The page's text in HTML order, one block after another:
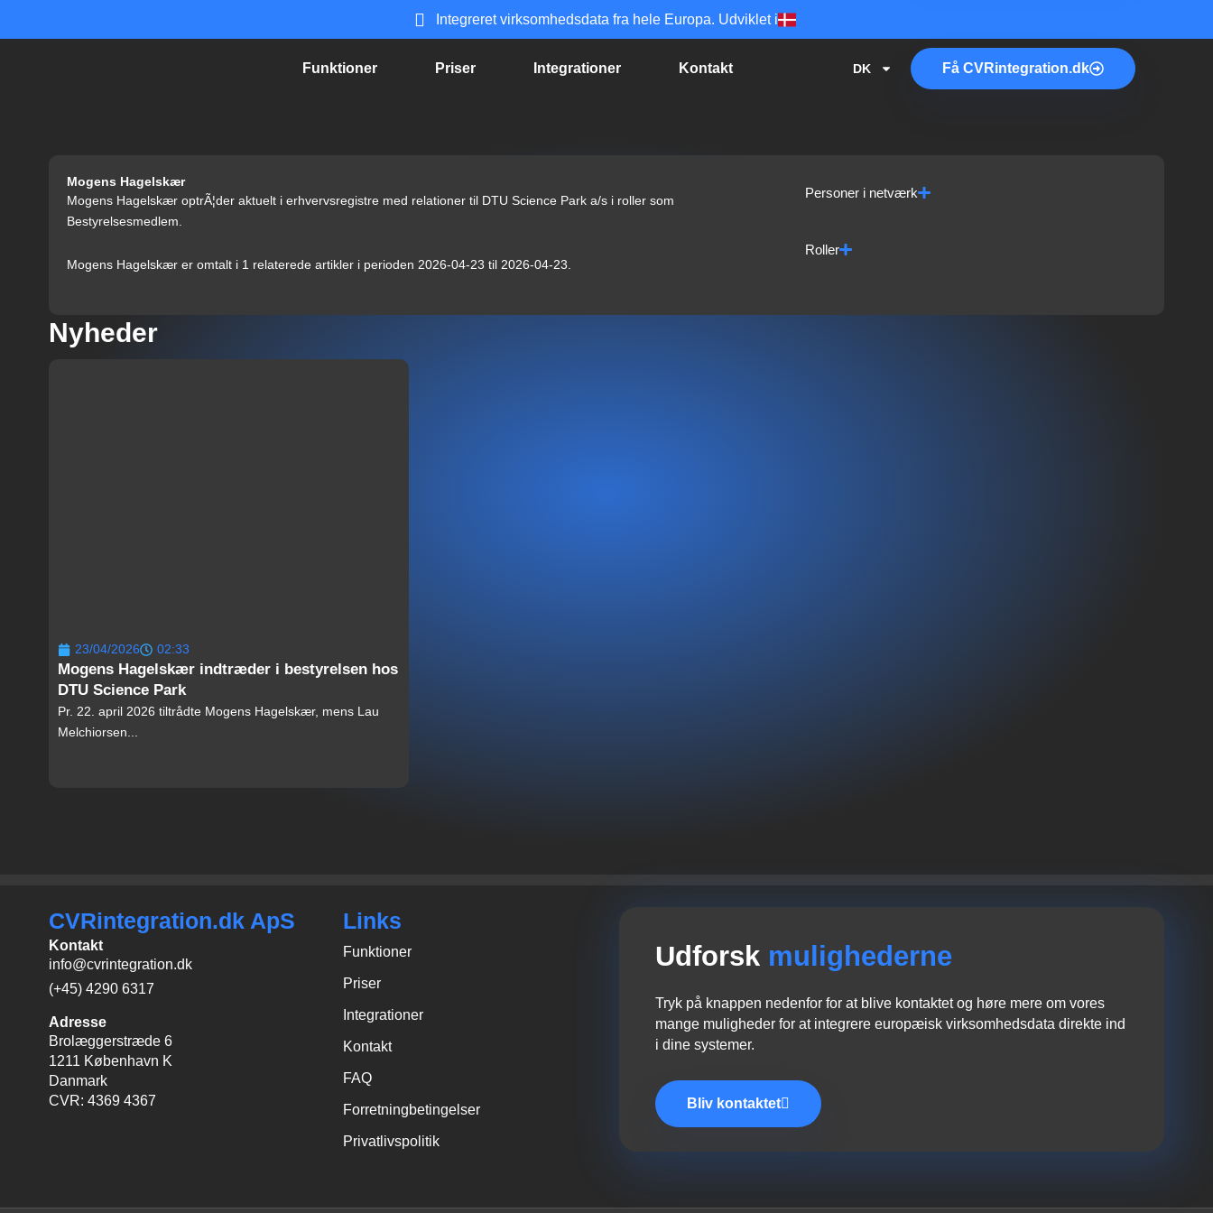
Integreret virksomhedsdata fra hele Europa. Udviklet i
Funktioner Priser Integrationer Kontakt DK FåCVRintegration.dk
Mogens Hagelskær
Mogens Hagelskær optrÃ¦der aktuelt i erhvervsregistre med relationer til DTU Science Park a/s i roller som
Bestyrelsesmedlem.
Mogens Hagelskær er omtalt i 1 relaterede artikler i perioden 2026-04-23 til 2026-04-23.
Personer i netværk
Roller
Nyheder
23/04/2026 02:33
Mogens Hagelskær indtræder i bestyrelsen hos
DTU Science Park
Pr. 22. april 2026 tiltrådte Mogens Hagelskær, mens Lau
Melchiorsen...
CVRintegration.dk ApS
Kontakt
info@cvrintegration.dk
(+45) 4290 6317
Adresse
Brolæggerstræde 6
1211 København K
Danmark
CVR: 4369 4367
Links
Funktioner
Priser
Integrationer
Kontakt
FAQ
Forretningbetingelser
Privatlivspolitik
Udforsk mulighederne
Tryk på knappen nedenfor for at blive kontaktet og høre mere om vores
mange muligheder for at integrere europæisk virksomhedsdata direkte ind
i dine systemer.
Bliv kontaktet